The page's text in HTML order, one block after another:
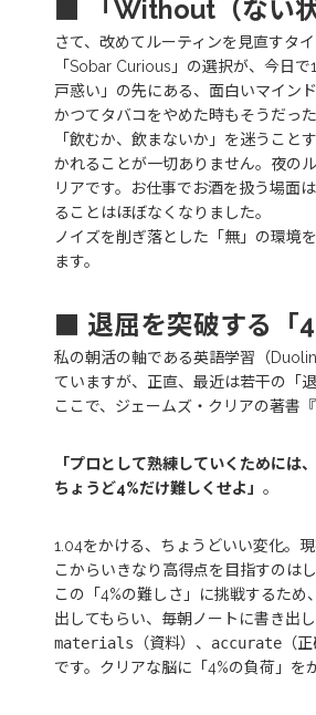
■ 「Without（ない
さて、改めてルーティンを見直すタ
「Sobar Curious」の選択が、今日
戸惑い」の先にある、面白いマイン
かつてタバコをやめた時もそうだっ
「飲むか、飲まないか」を迷うこと
かれることが一切ありません。夜の
リアです。お仕事でお酒を扱う場面
ることはほぼなくなりました。
ノイズを削ぎ落とした「無」の環境
ます。
■ 退屈を突破する「
私の朝活の軸である英語学習（
ていますが、正直、最近は若干の「
ここで、ジェームズ・クリアの著書
「プロとして熟練していくために
ちょうど4%だけ難しくせよ」 。
1.04をかける、ちょうどいい変化。
こからいきなり高得点を目指すのは
この「4%の難しさ」に挑戦するた
出してもらい、毎朝ノートに書き出
materials （資料）、 accurate （
です。クリアな脳に「4%の負荷」を